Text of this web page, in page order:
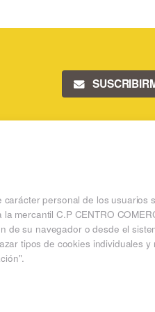
personal de los usuarios
mercantil C.P CENTRO
de su navegador o desde el
tipos de cookies individuales y